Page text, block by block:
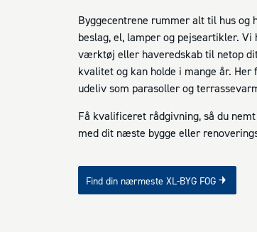
Byggecentrene rummer alt til hus og
beslag, el, lamper og pejseartikler.
værktøj eller haveredskab til netop
kvalitet og kan holde i mange år.
udeliv som parasoller og
Få kvalificeret rådgivning, så du
med dit næste bygge eller
Find din nærmeste XL-BYG FOG